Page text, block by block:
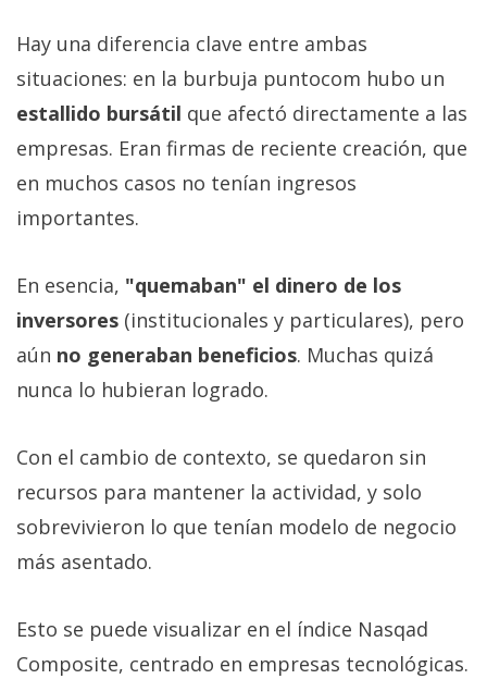
Hay una diferencia clave entre ambas
situaciones: en la burbuja puntocom hubo un
estallido bursátil que afectó directamente a las
empresas. Eran firmas de reciente creación, que
en muchos casos no tenían ingresos
importantes.
En esencia, "quemaban" el dinero de los
inversores (institucionales y particulares), pero
aún no generaban beneficios. Muchas quizá
nunca lo hubieran logrado.
Con el cambio de contexto, se quedaron sin
recursos para mantener la actividad, y solo
sobrevivieron lo que tenían modelo de negocio
más asentado.
Esto se puede visualizar en el índice Nasqad
Composite, centrado en empresas tecnológicas.